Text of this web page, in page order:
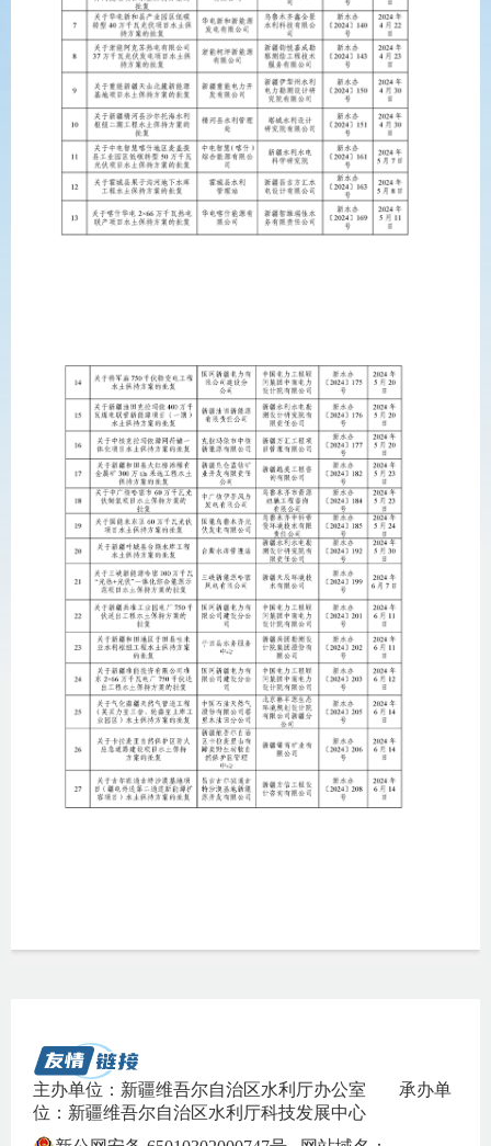
主办单位：新疆维吾尔自治区水利厅办公室
承办单
位：新疆维吾尔自治区水利厅科技发展中心